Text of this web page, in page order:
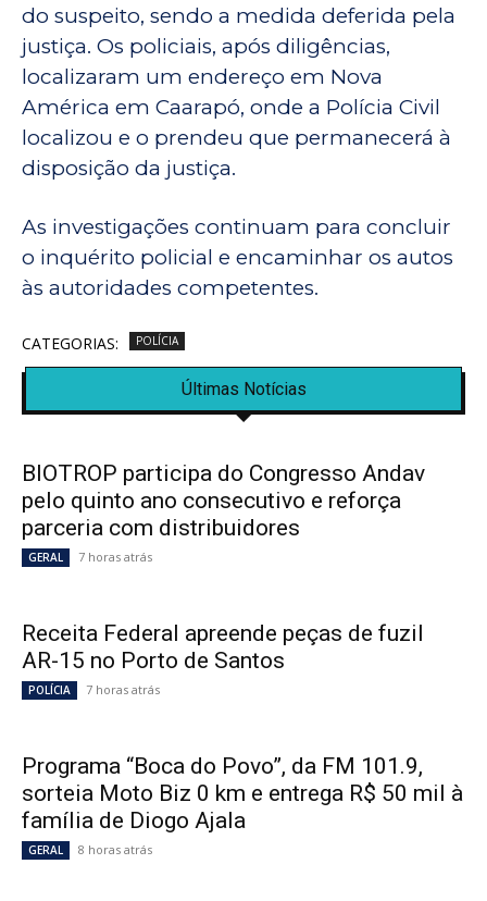
do suspeito, sendo a medida deferida pela
justiça. Os policiais, após diligências,
localizaram um endereço em Nova
América em Caarapó, onde a Polícia Civil
localizou e o prendeu que permanecerá à
disposição da justiça.
As investigações continuam para concluir
o inquérito policial e encaminhar os autos
às autoridades competentes.
CATEGORIAS: POLÍCIA
Últimas Notícias
BIOTROP participa do Congresso Andav
pelo quinto ano consecutivo e reforça
parceria com distribuidores
GERAL 7 horas atrás
Receita Federal apreende peças de fuzil
AR-15 no Porto de Santos
POLÍCIA 7 horas atrás
Programa “Boca do Povo”, da FM 101.9,
sorteia Moto Biz 0 km e entrega R$ 50 mil à
família de Diogo Ajala
GERAL 8 horas atrás